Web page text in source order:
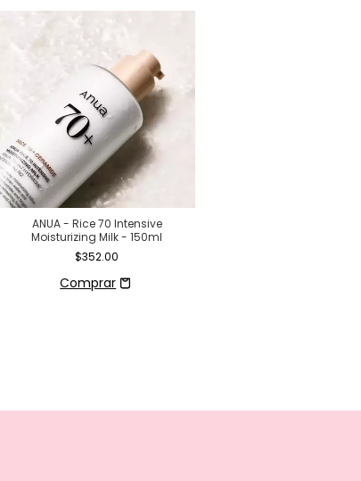
ANUA - Rice 70 Intensive
Moisturizing Milk - 150ml
$352.00